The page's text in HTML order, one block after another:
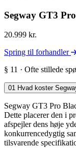
Segway GT3
20.999 kr.
Spring til forhandler
§ 11 · Ofte stillede
01 Hvad koster
Segway GT3 Pro
Dette placerer den i
afspejler dens høje
konkurrencedygtig
tilsvarende